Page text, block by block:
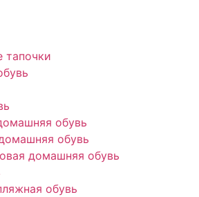
обувь
обувь
домашняя обувь
обувь